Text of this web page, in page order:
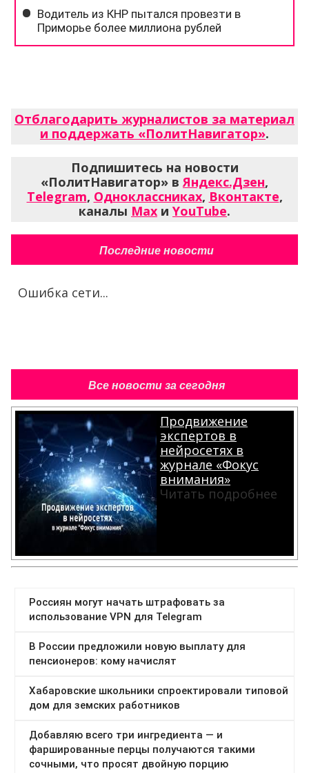
Отблагодарить журналистов за материал
и поддержать «ПолитНавигатор».
Подпишитесь на новости
«ПолитНавигатор» вЯндекс.Дзен,
Telegram, Одноклассниках, Вконтакте,
каналы Max и YouTube.
Последние новости
Ошибка сети...
Все новости за сегодня
Продвижение
экспертов в
нейросетях в
журнале «Фокус
внимания»
Читать подробнее